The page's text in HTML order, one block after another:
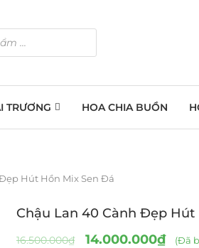
TRƯƠNG HOA CHIA BUỒN
Hút Hồn Mix Sen Đá
Chậu Lan 40 Cành Đẹp Hút
16.500.000₫ 14.000.000₫ (Đã